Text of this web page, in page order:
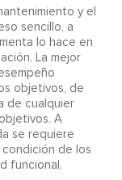
y el
sencillo, a
lo hace en
La mejor
objetivos, de
de cualquier
A
se requiere
de los
funcional.